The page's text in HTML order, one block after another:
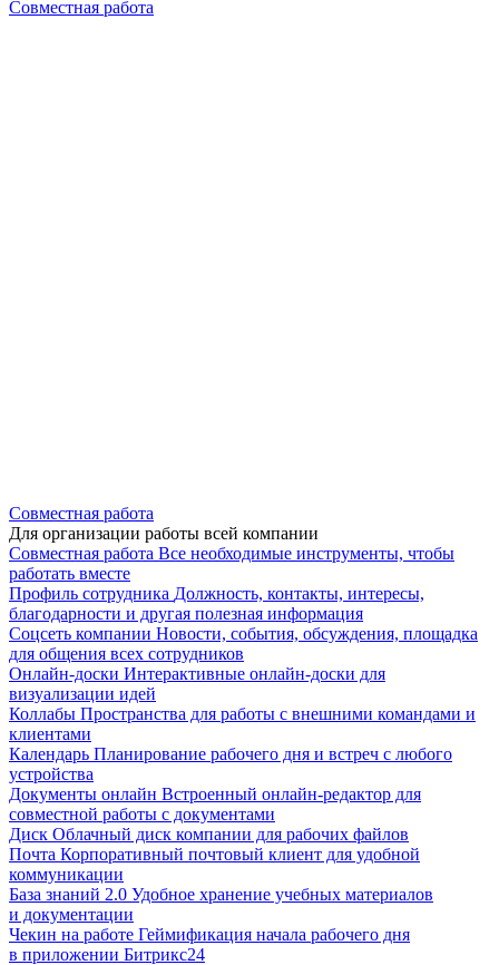
Совместная работа
Совместная работа
Для организации работы всей компании
Совместная работа Все необходимые инструменты, чтобы
работать вместе
Профиль сотрудника Должность, контакты, интересы,
благодарности и другая полезная информация
Соцсеть компании Новости, события, обсуждения, площадка
для общения всех сотрудников
Онлайн-доски Интерактивные онлайн-доски для
визуализации идей
Коллабы Пространства для работы с внешними командами и
клиентами
Календарь Планирование рабочего дня и встреч с любого
устройства
Документы онлайн Встроенный онлайн-редактор для
совместной работы с документами
Диск Облачный диск компании для рабочих файлов
Почта Корпоративный почтовый клиент для удобной
коммуникации
База знаний 2.0 Удобное хранение учебных материалов
и документации
Чекин на работе Геймификация начала рабочего дня
в приложении Битрикс24